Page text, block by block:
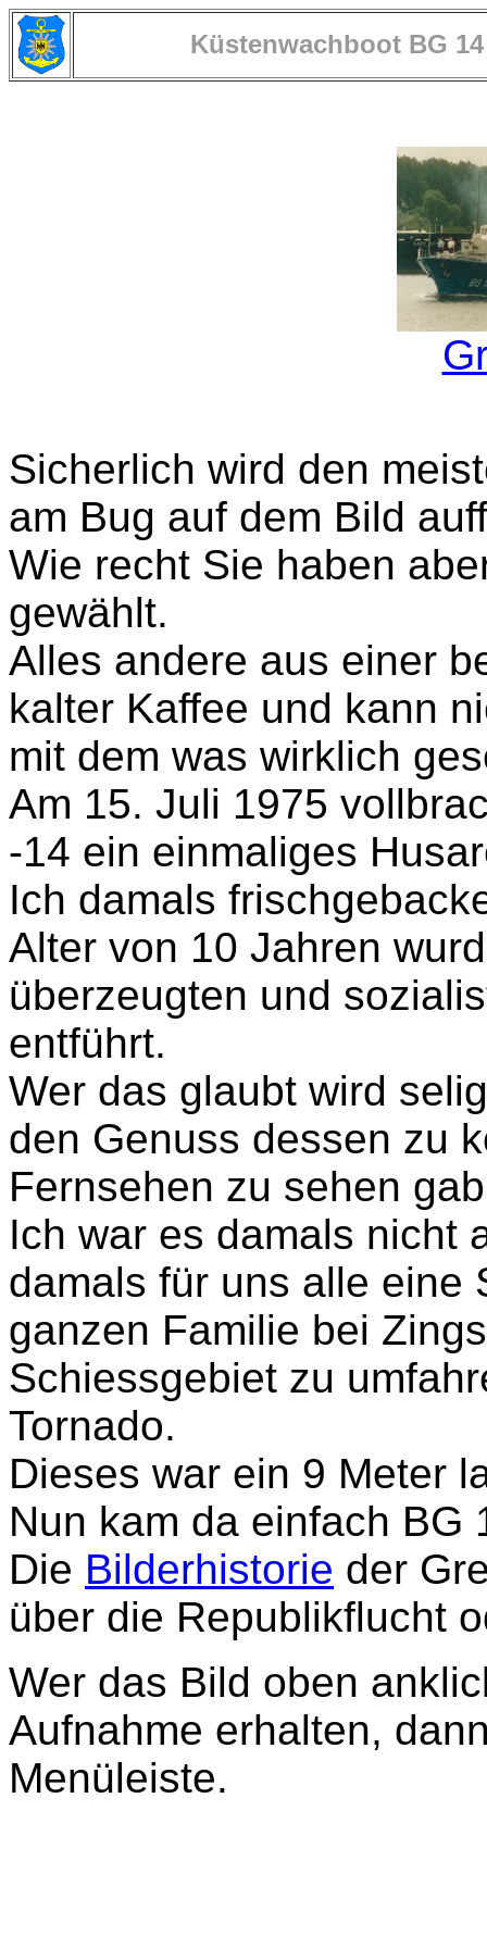
Küstenwachboot BG
Sicherlich wird den
am Bug auf dem Bild
Wie recht Sie haben
gewählt.
Alles andere aus einer
kalter Kaffee und kann
mit dem was wirklich
Am 15. Juli 1975
-14 ein einmaliges
Ich damals
Alter von 10 Jahren
überzeugten und
entführt.
Wer das glaubt wird
den Genuss dessen zu
Fernsehen zu sehen
Ich war es damals nicht
damals für uns alle eine
ganzen Familie bei
Schiessgebiet zu
Tornado.
Dieses war ein 9 Meter
Nun kam da einfach BG
Die Bilderhistorie der
über die Republikflucht
Wer das Bild oben
Aufnahme erhalten,
Menüleiste.